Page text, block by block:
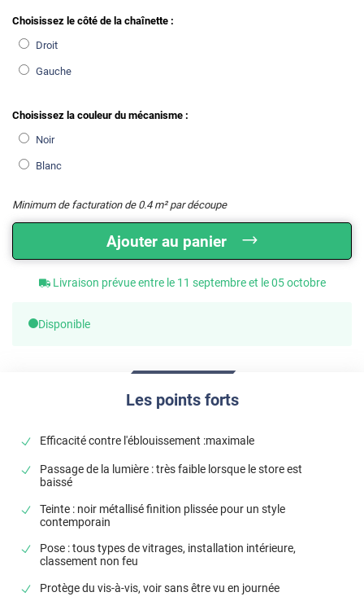
Choisissez le côté de la chaînette :
Droit
Gauche
Choisissez la couleur du mécanisme :
Noir
Blanc
Minimum de facturation de 0.4m² par découpe
Ajouter au panier
Livraison prévue entre le 11 septembre et le 05 octobre
Disponible
Les points forts
Efficacité contre l'éblouissement :maximale
Passage de la lumière : très faible lorsque le store est
baissé
Teinte : noir métallisé finition plissée pour un style
contemporain
Pose : tous types de vitrages, installation intérieure,
classement non feu
Protège du vis-à-vis, voir sans être vu en journée